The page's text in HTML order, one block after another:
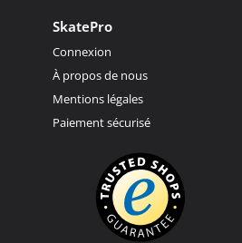
SkatePro
Connexion
À propos de nous
Mentions légales
Paiement sécurisé